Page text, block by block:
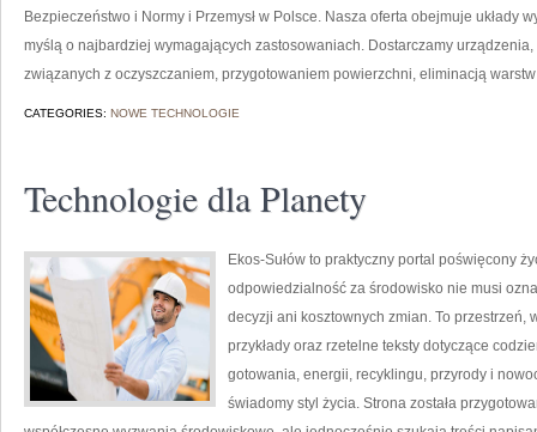
Bezpieczeństwo i Normy i Przemysł w Polsce. Nasza oferta obejmuje układy
myślą o najbardziej wymagających zastosowaniach. Dostarczamy
związanych z oczyszczaniem, przygotowaniem powierzchni, eliminacją
CATEGORIES: NOWE TECHNOLOGIE
Technologie dla Planety
Ekos-Sułów to praktyczny portal poświęcony
odpowiedzialność za środowisko nie musi
decyzji ani kosztownych zmian. To przestrzeń,
przykłady oraz rzetelne teksty dotyczące
gotowania, energii, recyklingu, przyrody i
świadomy styl życia. Strona została